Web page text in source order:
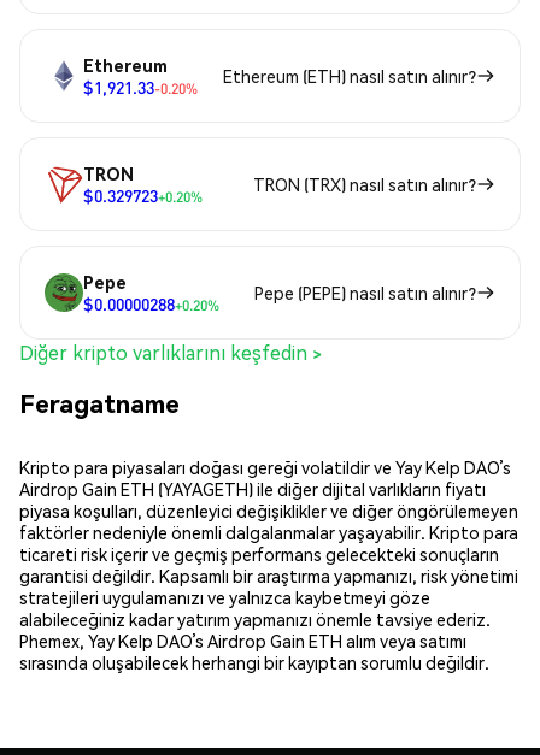
Ethereum
$1,921.33-0.20%
Ethereum (ETH) nasıl satın alınır?
TRON
$0.329723+0.20%
TRON (TRX) nasıl satın alınır?
Pepe
$0.00000288+0.20%
Pepe (PEPE) nasıl satın alınır?
Diğer kripto varlıklarını keşfedin >
Feragatname
Kripto para piyasaları doğası gereği volatildir ve Yay Kelp DAO’s
Airdrop Gain ETH (YAYAGETH) ile diğer dijital varlıkların fiyatı
piyasa koşulları, düzenleyici değişiklikler ve diğer öngörülemeyen
faktörler nedeniyle önemli dalgalanmalar yaşayabilir. Kripto para
ticareti risk içerir ve geçmiş performans gelecekteki sonuçların
garantisi değildir. Kapsamlı bir araştırma yapmanızı, risk yönetimi
stratejileri uygulamanızı ve yalnızca kaybetmeyi göze
alabileceğiniz kadar yatırım yapmanızı önemle tavsiye ederiz.
Phemex, Yay Kelp DAO’s Airdrop Gain ETH alım veya satımı
sırasında oluşabilecek herhangi bir kayıptan sorumlu değildir.